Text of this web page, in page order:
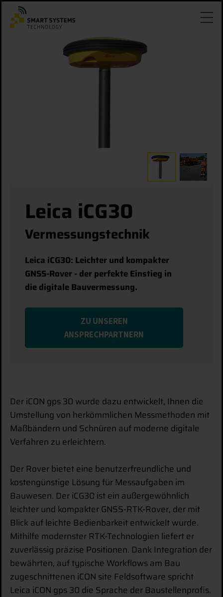
Leica iCG30
Vermessungstechnik
Leica iCG30: Leichter und kompakter
GNSS-Rover - der perfekte Einstieg in
die digitale Bauvermessung.
ZU UNSEREN
ANSPRECHPARTNERN
Der iCON gps 30 wurde dazu entwickelt, Ihnen die
Umstellung von herkömmlichen Messmethoden mit
Maßbändern und Schnüren auf moderne digitale
Verfahren zu erleichtern.
Der Rover bietet eine benutzerfreundliche und
kostengünstige Lösung für Messaufgaben im
Bauwesen. Der iCG30 ist ein außergewöhnlich
leichter und kompakter GNSS-RTK-Rover, der mit
Blick auf leichte Bedienbarkeit entwickelt wurde.
Mithilfe modernster RTK-Technologien liefert er
zuverlässig präzise Positionen. Dank Integration der
bewährten, auf typische Workflows am Bau
zugeschnittenen iCON site Feldsoftware spricht
Leica iCON gps 30 die Sprache der Baustellenprofis.